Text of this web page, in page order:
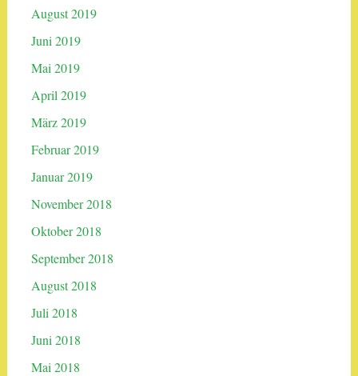
August 2019
Juni 2019
Mai 2019
April 2019
März 2019
Februar 2019
Januar 2019
November 2018
Oktober 2018
September 2018
August 2018
Juli 2018
Juni 2018
Mai 2018